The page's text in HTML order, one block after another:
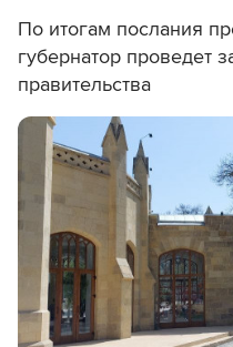
По итогам послания
губернатор проведет
правительства